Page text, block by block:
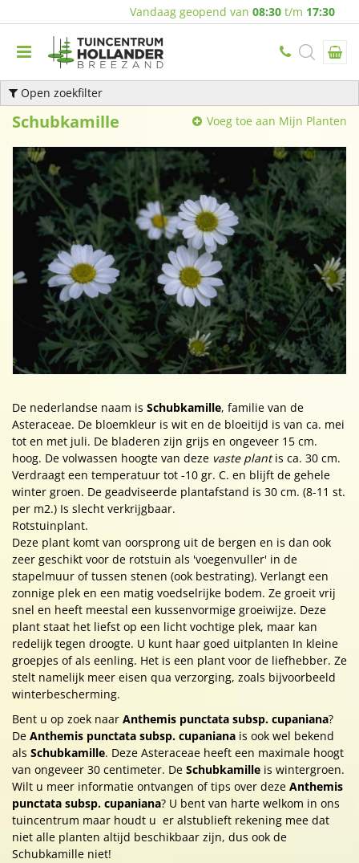
Vandaag geopend van 08:30 t/m 17:30
Open zoekfilter
Schubkamille Voeg toe aan Mijn Planten
De nederlandse naam is Schubkamille, familie van de
Asteraceae. De bloemkleur is wit en de bloeitijd is van ca. mei
tot en met juli. De bladeren zijn grijs en ongeveer 15 cm.
hoog. De volwassen hoogte van deze vaste plantis ca. 30 cm.
Verdraagt een temperatuur tot -10 gr. C. en blijft de gehele
winter groen. De geadviseerde plantafstand is 30 cm. (8-11 st.
per m2.) Is slecht verkrijgbaar.
Rotstuinplant.
Deze plant komt van oorsprong uit de bergen en is dan ook
zeer geschikt voor de rotstuin als 'voegenvuller' in de
stapelmuur of tussen stenen (ook bestrating). Verlangt een
zonnige plek en een matig voedselrijke bodem. Ze groeit vrij
snel en heeft meestal een kussenvormige groeiwijze. Deze
plant staat het liefst op een licht vochtige plek, maar kan
redelijk tegen droogte. U kunt haar goed uitplanten In kleine
groepjes of als eenling. Het is een plant voor de liefhebber. Ze
stelt namelijk meer eisen qua verzorging, zoals bijvoorbeeld
winterbescherming.
Bent u op zoek naar Anthemis punctata subsp. cupaniana?
De Anthemis punctata subsp. cupaniana is ook wel bekend
als Schubkamille. Deze Asteraceae heeft een maximale hoogt
van ongeveer 30 centimeter. De Schubkamille is wintergroen.
Wilt u meer informatie ontvangen of tips over deze Anthemis
punctata subsp. cupaniana? U bent van harte welkom in ons
tuincentrum maar houdt u er alstublieft rekening mee dat
niet alle planten altijd beschikbaar zijn, dus ook de
Schubkamille niet!